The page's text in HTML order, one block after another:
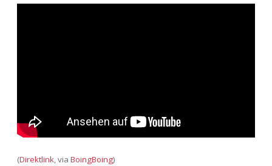
(Direktlink, via BoingBoing)